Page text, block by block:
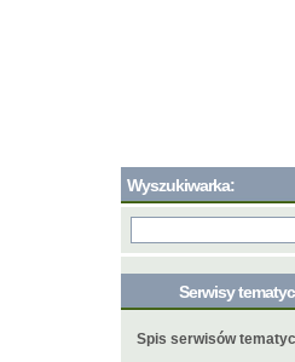
Wyszukiwarka:
Serwisy
Spis serwisów